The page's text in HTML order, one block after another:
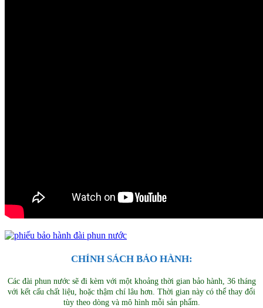
CHÍNH SÁCH BẢO HÀNH:
Các đài phun nước sẽ đi kèm với một khoảng thời gian bảo hành, 36 tháng
với kết cấu chất liệu, hoặc thậm chí lâu hơn. Thời gian này có thể thay đổi
tùy theo dòng và mô hình mỗi sản phẩm.